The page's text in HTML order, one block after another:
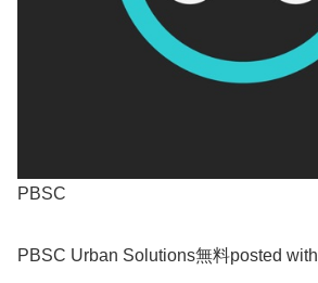
PBSC
PBSC Urban Solutions無料posted with